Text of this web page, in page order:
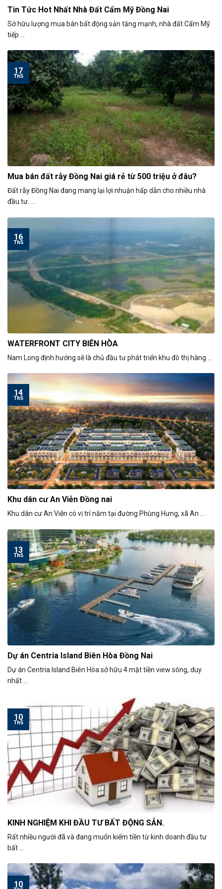
Tin Tức Hot Nhất Nhà Đất Cẩm Mỹ Đồng Nai
Sở hữu lượng mua bán bất động sản tăng mạnh, nhà đất Cẩm Mỹ
tiếp ...
Mua bán đất rẫy Đồng Nai giá rẻ từ 500 triệu ở đâu?
Đất rẫy Đồng Nai đang mang lại lợi nhuận hấp dẫn cho nhiều nhà
đầu tư. ...
17
Th5
WATERFRONT CITY BIÊN HÒA
Nam Long định hướng sẽ là chủ đầu tư phát triển khu đô thị hàng ...
16
Th5
Khu dân cư An Viễn Đồng nai
Khu dân cư An Viễn có vị trí nằm tại đường Phùng Hưng, xã An ...
14
Th5
Dự án Centria Island Biên Hòa Đồng Nai
Dự án Centria Island Biên Hòa sở hữu 4 mặt tiền view sông, duy
nhất ...
13
Th5
KINH NGHIỆM KHI ĐẦU TƯ BẤT ĐỘNG SẢN.
Rất nhiều người đã và đang muốn kiếm tiền từ kinh doanh đầu tư
bất ...
10
Th5
10